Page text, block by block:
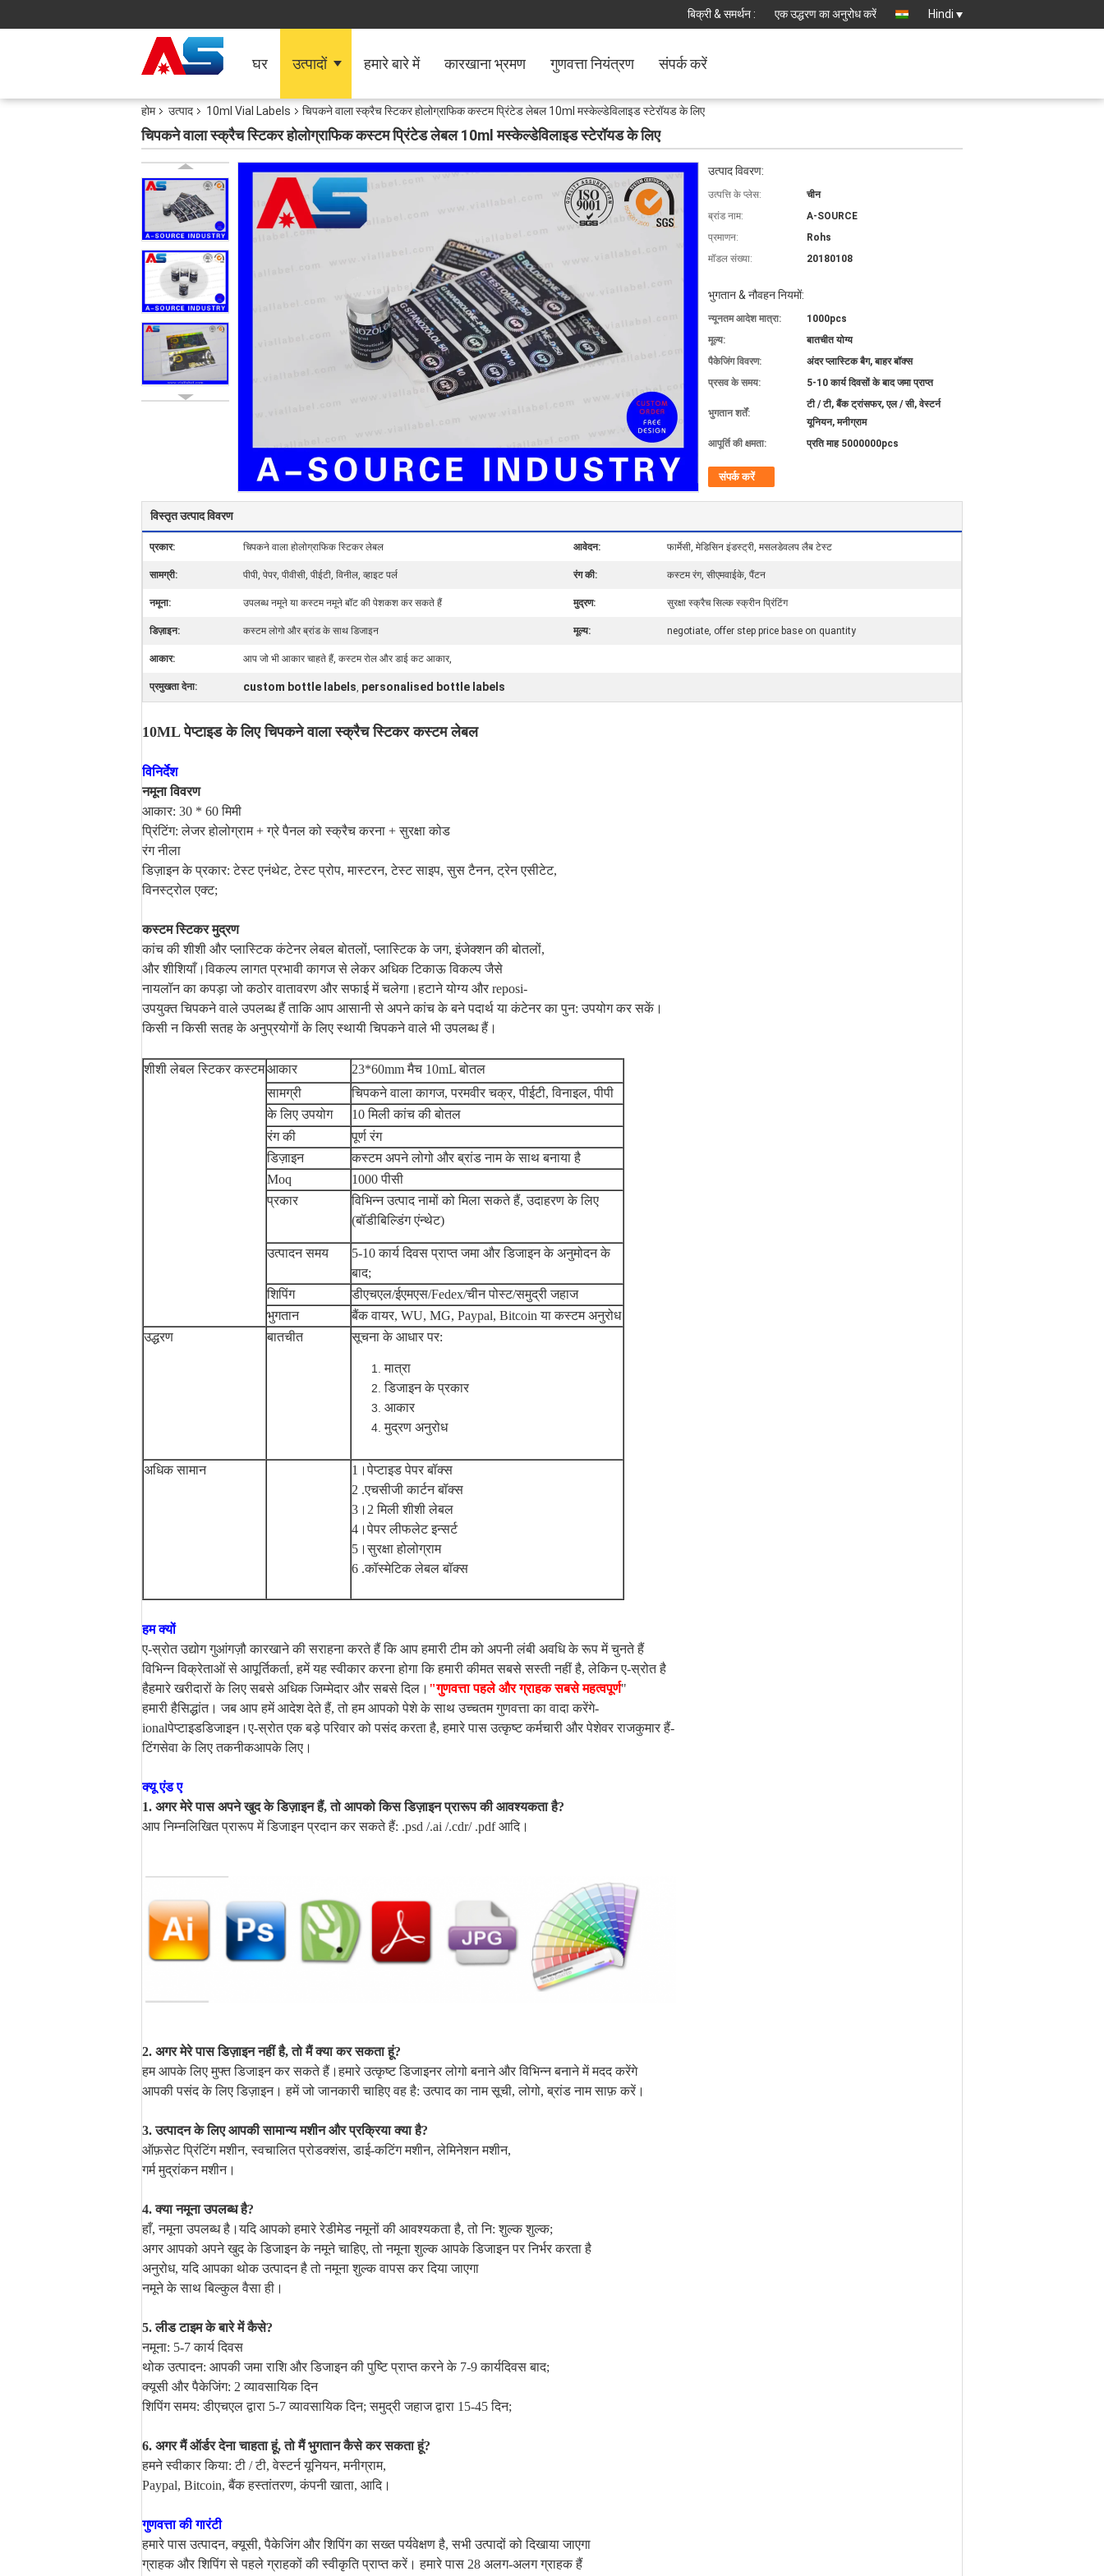
बिक्री & समर्थन : एक उद्धरण का अनुरोध करें Hindi
घर उत्पादों हमारे बारे में कारखाना भ्रमण गुणवत्ता नियंत्रण संपर्क करें
होम उत्पाद 10ml Vial Labels चिपकने वाला स्क्रैच स्टिकर होलोग्राफिक कस्टम प्रिंटेड लेबल 10ml मस्केल्डेविलाइड स्टेरॉयड के लिए
चिपकने वाला स्क्रैच स्टिकर होलोग्राफिक कस्टम प्रिंटेड लेबल 10ml मस्केल्डेविलाइड स्टेरॉयड के लिए
उत्पाद विवरण:
उत्पत्ति के प्लेस:
चीन
ब्रांड नाम:
A-SOURCE
प्रमाणन:
Rohs
मॉडल संख्या:
20180108
भुगतान & नौवहन नियमों:
न्यूनतम आदेश मात्रा:
1000pcs
मूल्य:
बातचीत योग्य
पैकेजिंग विवरण:
अंदर प्लास्टिक बैग, बाहर बॉक्स
प्रसव के समय:
5-10 कार्य दिवसों के बाद जमा प्राप्त
भुगतान शर्तें:
टी / टी, बैंक ट्रांसफर, एल / सी, वेस्टर्न
यूनियन, मनीग्राम
आपूर्ति की क्षमता:
प्रति माह 5000000pcs
संपर्क करें
विस्तृत उत्पाद विवरण
प्रकार: चिपकने वाला होलोग्राफिक स्टिकर लेबल आवेदन: फार्मेसी, मेडिसिन इंडस्ट्री, मसलडेवलप लैब टेस्ट
सामग्री: पीपी, पेपर, पीवीसी, पीईटी, विनील, व्हाइट पर्ल रंग की: कस्टम रंग, सीएमवाईके, पैंटन
नमूना: उपलब्ध नमूने या कस्टम नमूने बॉट की पेशकश कर सकते हैं मुद्रण: सुरक्षा स्क्रैच सिल्क स्क्रीन प्रिंटिंग
डिज़ाइन: कस्टम लोगो और ब्रांड के साथ डिजाइन मूल्य: negotiate, offer step price base on quantity
आकार: आप जो भी आकार चाहते हैं, कस्टम रोल और डाई कट आकार,
प्रमुखता देना: custom bottle labels, personalised bottle labels
10ML पेप्टाइड के लिए चिपकने वाला स्क्रैच स्टिकर कस्टम लेबल
विनिर्देश
नमूना विवरण
आकार: 30 * 60 मिमी
प्रिंटिंग: लेजर होलोग्राम + ग्रे पैनल को स्क्रैच करना + सुरक्षा कोड
रंग नीला
डिज़ाइन के प्रकार: टेस्ट एनंथेट, टेस्ट प्रोप, मास्टरन, टेस्ट साइप, सुस टैनन, ट्रेन एसीटेट,
विनस्ट्रोल एक्ट;
कस्टम स्टिकर मुद्रण
कांच की शीशी और प्लास्टिक कंटेनर लेबल बोतलों, प्लास्टिक के जग, इंजेक्शन की बोतलों,
और शीशियाँ।विकल्प लागत प्रभावी कागज से लेकर अधिक टिकाऊ विकल्प जैसे
नायलॉन का कपड़ा जो कठोर वातावरण और सफाई में चलेगा।हटाने योग्य और reposi-
उपयुक्त चिपकने वाले उपलब्ध हैं ताकि आप आसानी से अपने कांच के बने पदार्थ या कंटेनर का पुन: उपयोग कर सकें।
किसी न किसी सतह के अनुप्रयोगों के लिए स्थायी चिपकने वाले भी उपलब्ध हैं।
शीशी लेबल स्टिकर कस्टमआकार
23*60mm मैच 10mL बोतल
सामग्री
चिपकने वाला कागज, परमवीर चक्र, पीईटी, विनाइल, पीपी
के लिए उपयोग
10 मिली कांच की बोतल
रंग की
पूर्ण रंग
डिज़ाइन
कस्टम अपने लोगो और ब्रांड नाम के साथ बनाया है
Moq
1000 पीसी
प्रकार
विभिन्न उत्पाद नामों को मिला सकते हैं, उदाहरण के लिए
(बॉडीबिल्डिंग एंन्थेट)
उत्पादन समय
5-10 कार्य दिवस प्राप्त जमा और डिजाइन के अनुमोदन के
बाद;
शिपिंग
डीएचएल/ईएमएस/Fedex/चीन पोस्ट/समुद्री जहाज
भुगतान
बैंक वायर, WU, MG, Paypal, Bitcoin या कस्टम अनुरोध
उद्धरण
बातचीत सूचना के आधार पर:
मात्रा
डिजाइन के प्रकार
आकार
मुद्रण अनुरोध
अधिक सामान
1।पेप्टाइड पेपर बॉक्स
2 .एचसीजी कार्टन बॉक्स
3।2 मिली शीशी लेबल
4।पेपर लीफलेट इन्सर्ट
5।सुरक्षा होलोग्राम
6 .कॉस्मेटिक लेबल बॉक्स
हम क्यों
ए-स्रोत उद्योग गुआंगज़ौ कारखाने की सराहना करते हैं कि आप हमारी टीम को अपनी लंबी अवधि के रूप में चुनते हैं
विभिन्न विक्रेताओं से आपूर्तिकर्ता, हमें यह स्वीकार करना होगा कि हमारी कीमत सबसे सस्ती नहीं है, लेकिन ए-स्रोत है
हैहमारे खरीदारों के लिए सबसे अधिक जिम्मेदार और सबसे दिल। "गुणवत्ता पहले और ग्राहक सबसे महत्वपूर्ण"
हमारी हैसिद्धांत। जब आप हमें आदेश देते हैं, तो हम आपको पेशे के साथ उच्चतम गुणवत्ता का वादा करेंगे-
ionalपेप्टाइडडिजाइन।ए-स्रोत एक बड़े परिवार को पसंद करता है, हमारे पास उत्कृष्ट कर्मचारी और पेशेवर राजकुमार हैं-
टिंगसेवा के लिए तकनीकआपके लिए।
क्यू एंड ए
1. अगर मेरे पास अपने खुद के डिज़ाइन हैं, तो आपको किस डिज़ाइन प्रारूप की आवश्यकता है?
आप निम्नलिखित प्रारूप में डिजाइन प्रदान कर सकते हैं: .psd /.ai /.cdr/ .pdf आदि।
2. अगर मेरे पास डिज़ाइन नहीं है, तो मैं क्या कर सकता हूं?
हम आपके लिए मुफ्त डिजाइन कर सकते हैं।हमारे उत्कृष्ट डिजाइनर लोगो बनाने और विभिन्न बनाने में मदद करेंगे
आपकी पसंद के लिए डिज़ाइन। हमें जो जानकारी चाहिए वह है: उत्पाद का नाम सूची, लोगो, ब्रांड नाम साफ़ करें।
3. उत्पादन के लिए आपकी सामान्य मशीन और प्रक्रिया क्या है?
ऑफ़सेट प्रिंटिंग मशीन, स्वचालित प्रोडक्शंस, डाई-कटिंग मशीन, लेमिनेशन मशीन,
गर्म मुद्रांकन मशीन।
4. क्या नमूना उपलब्ध है?
हाँ, नमूना उपलब्ध है।यदि आपको हमारे रेडीमेड नमूनों की आवश्यकता है, तो नि: शुल्क शुल्क;
अगर आपको अपने खुद के डिजाइन के नमूने चाहिए, तो नमूना शुल्क आपके डिजाइन पर निर्भर करता है
अनुरोध, यदि आपका थोक उत्पादन है तो नमूना शुल्क वापस कर दिया जाएगा
नमूने के साथ बिल्कुल वैसा ही।
5. लीड टाइम के बारे में कैसे?
नमूना: 5-7 कार्य दिवस
थोक उत्पादन: आपकी जमा राशि और डिजाइन की पुष्टि प्राप्त करने के 7-9 कार्यदिवस बाद;
क्यूसी और पैकेजिंग: 2 व्यावसायिक दिन
शिपिंग समय: डीएचएल द्वारा 5-7 व्यावसायिक दिन; समुद्री जहाज द्वारा 15-45 दिन;
6. अगर मैं ऑर्डर देना चाहता हूं, तो मैं भुगतान कैसे कर सकता हूं?
हमने स्वीकार किया: टी / टी, वेस्टर्न यूनियन, मनीग्राम,
Paypal, Bitcoin, बैंक हस्तांतरण, कंपनी खाता, आदि।
गुणवत्ता की गारंटी
हमारे पास उत्पादन, क्यूसी, पैकेजिंग और शिपिंग का सख्त पर्यवेक्षण है, सभी उत्पादों को दिखाया जाएगा
ग्राहक और शिपिंग से पहले ग्राहकों की स्वीकृति प्राप्त करें। हमारे पास 28 अलग-अलग ग्राहक हैं